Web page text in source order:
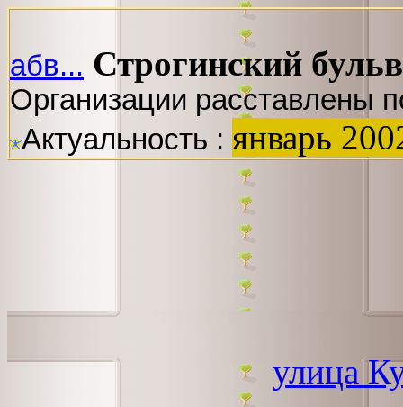
абв... Строгинский
Организации расставлены
Актуальность : январь
улица